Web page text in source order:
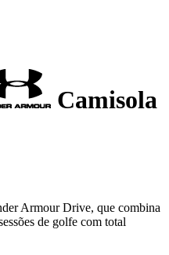
Camisola
Armour Drive, que combina
de golfe com total